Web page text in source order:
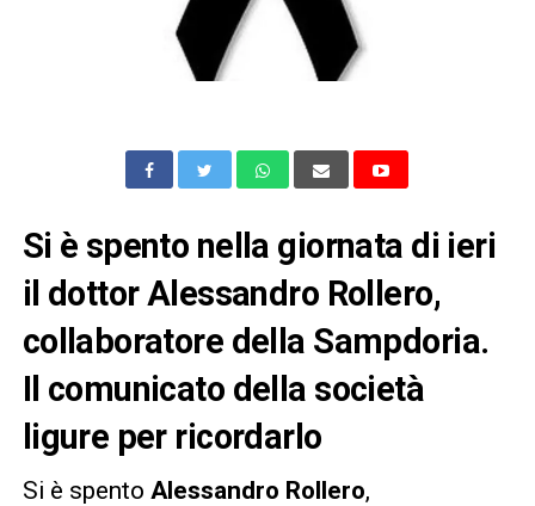
Si è spento nella giornata di ieri
il dottor Alessandro Rollero,
collaboratore della Sampdoria.
Il comunicato della società
ligure per ricordarlo
Si è spento Alessandro Rollero,